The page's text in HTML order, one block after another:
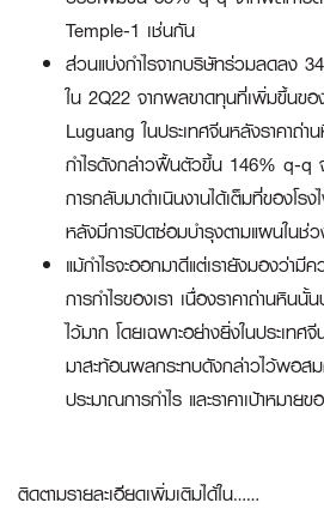
Temple-1 เช่นกัน
ส่วนแบ่งกำไรจากบริษัทร่วมลดลง
ใน 2Q22 จากผลขาดทุนที่เพิ่มขึ้นข
Luguang ในประเทศจีนหลังราคาถ่
กำไรดังกล่าวฟื้นตัวขึ้น 146% q-q
การกลับมาดำเนินงานได้เต็มที่ของโ
หลังมีการปิดซ่อมบำรุงตามแผนในช่
แม้กำไรจะออกมาดีแต่เรายังมองว่า
การกำไรของเรา เนื่องราคาถ่านหิน
ไว้มาก โดยเฉพาะอย่างยิ่งในประเทศ
มาสะท้อนผลกระทบดังกล่าวไว้พอส
ประมาณการกำไร และราคาเป้าหมายข
ติดตามรายละเอียดเพิ่มเติมได้ใน……